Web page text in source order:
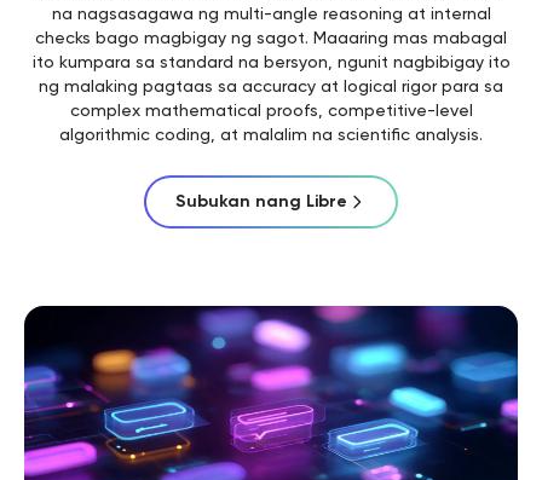
na nagsasagawa ng multi-angle reasoning at internal
checks bago magbigay ng sagot. Maaaring mas mabagal
ito kumpara sa standard na bersyon, ngunit nagbibigay ito
ng malaking pagtaas sa accuracy at logical rigor para sa
complex mathematical proofs, competitive-level
algorithmic coding, at malalim na scientific analysis.
Subukan nang Libre